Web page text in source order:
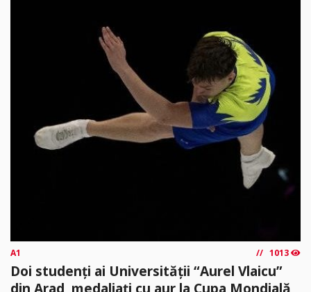
A1 1013
Doi studenți ai Universității “Aurel Vlaicu”
din Arad, medaliați cu aur la Cupa Mondială